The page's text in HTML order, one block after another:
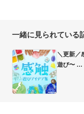
一緒に見られている
＼更新／
遊び〜